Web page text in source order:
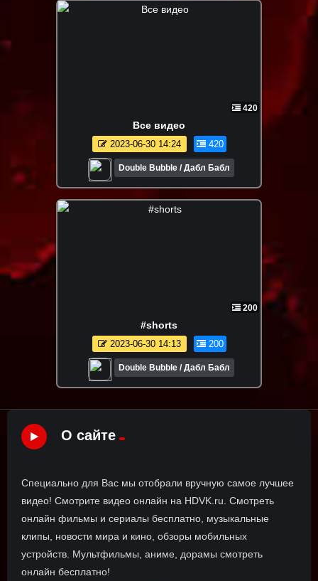
420
Все видео
2023-06-30 14:24 420
Double Bubble / Дабл Бабл
200
#shorts
2023-06-30 14:13 200
Double Bubble / Дабл Бабл
О сайте
Специально для Вас мы отобрали вручную самое лучшее
видео! Смотрите видео онлайн на HDVK.ru. Смотреть
онлайн фильмы и сериалы бесплатно, музыкальные
клипы, новости мира и кино, обзоры мобильных
устройств. Мультфильмы, аниме, дорамы смотреть
онлайн бесплатно!